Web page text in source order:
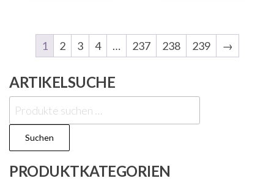
1 2 3 4 … 237 238 239 →
ARTIKELSUCHE
Suchen
nach:
Suchen
PRODUKTKATEGORIEN